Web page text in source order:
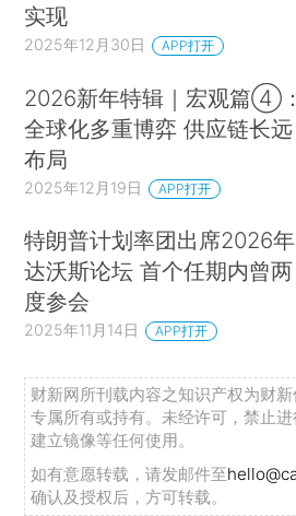
实现
2025年12月30日 APP打开
2026新年特辑｜宏观篇④：
全球化多重博弈 供应链长远
布局
2025年12月19日 APP打开
特朗普计划率团出席2026年
达沃斯论坛 首个任期内曾两
度参会
2025年11月14日 APP打开
财新网所刊载内容之知识产权为财
专属所有或持有。未经许可，禁止
建立镜像等任何使用。
如有意愿转载，请发邮件至
确认及授权后，方可转载。